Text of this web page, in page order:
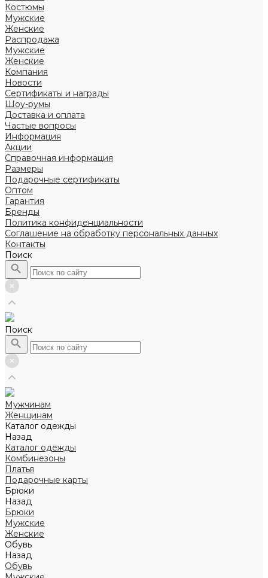
Костюмы
Мужские
Женские
Распродажа
Мужские
Женские
Компания
Новости
Сертификаты и награды
Шоу-румы
Доставка и оплата
Частые вопросы
Информация
Акции
Справочная информация
Размеры
Подарочные сертификаты
Оптом
Гарантия
Бренды
Политика конфиденциальности
Соглашение на обработку персональных данных
Контакты
Поиск
Поиск
Мужчинам
Женщинам
Каталог одежды
Назад
Каталог одежды
Комбинезоны
Платья
Подарочные карты
Брюки
Назад
Брюки
Мужские
Женские
Обувь
Назад
Обувь